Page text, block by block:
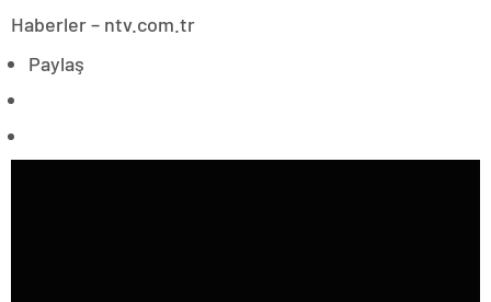
Haberler – ntv.com.tr
Paylaş